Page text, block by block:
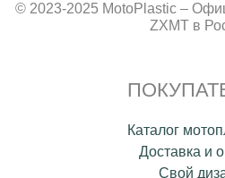
© 2023-2025 MotoPlastic –
ZXMT в
Каталог
Доставка и
Свой